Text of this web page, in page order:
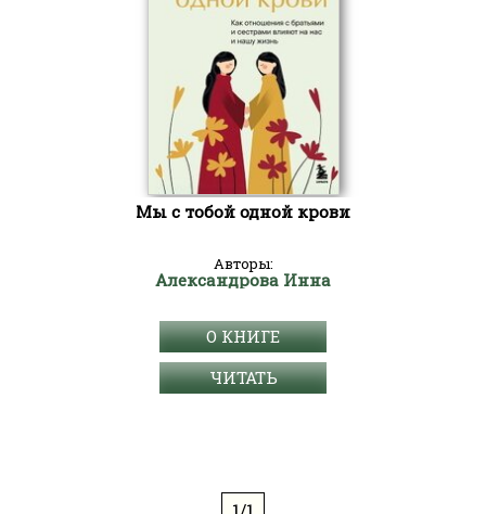
Мы с тобой одной крови
Авторы:
Александрова Инна
О КНИГЕ
ЧИТАТЬ